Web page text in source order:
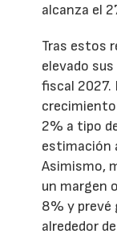
alcanza el
Tras estos
elevado
fiscal 2027.
2% a tipo
estimación
Asimismo,
un margen
8% y prevé
alrededor